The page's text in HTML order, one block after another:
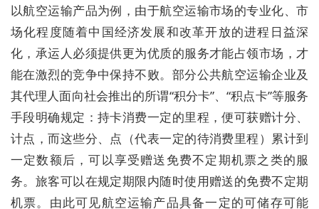
以航空运输产品为例，由于航空运输市场的专业化、市
场化程度随着中国经济发展和改革开放的进程日益深
化，承运人必须提供更为优质的服务才能占领市场，才
能在激烈的竞争中保持不败。部分公共航空运输企业及
其代理人面向社会推出的所谓“积分卡”、“积点卡”等服务
手段明确规定：持卡消费一定的里程，便可获赠计分、
计点，而这些分、点（代表一定的待消费里程）累计到
一定数额后，可以享受赠送免费不定期机票之类的服
务。旅客可以在规定期限内随时使用赠送的免费不定期
机票。由此可见航空运输产品具备一定的可储存可能